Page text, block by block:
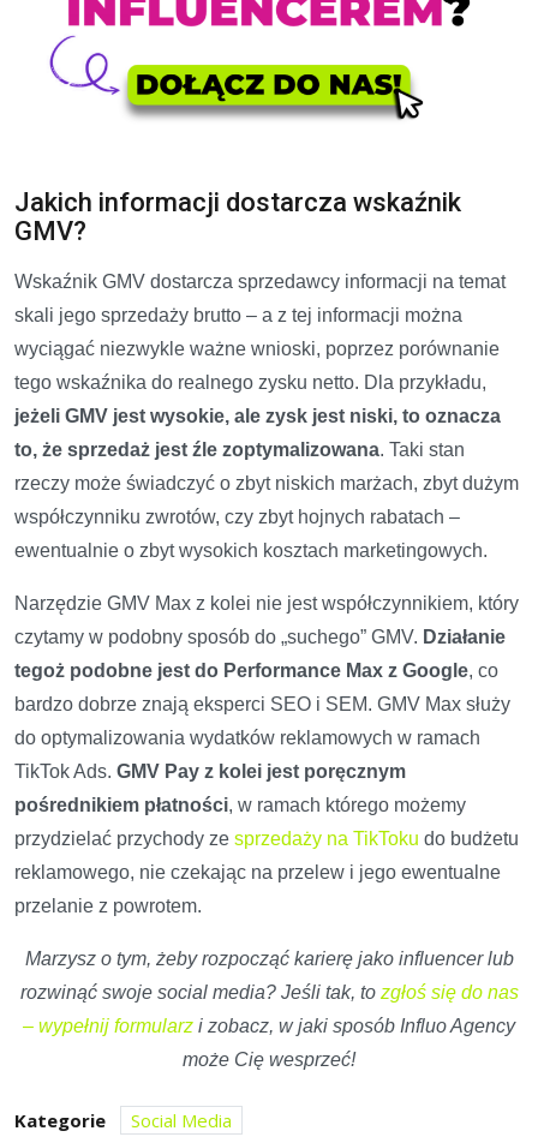
Jakich informacji dostarcza wskaźnik
GMV?
Wskaźnik GMV dostarcza sprzedawcy informacji na temat
skali jego sprzedaży brutto – a z tej informacji można
wyciągać niezwykle ważne wnioski, poprzez porównanie
tego wskaźnika do realnego zysku netto. Dla przykładu,
jeżeli GMV jest wysokie, ale zysk jest niski, to oznacza
to, że sprzedaż jest źle zoptymalizowana. Taki stan
rzeczy może świadczyć o zbyt niskich marżach, zbyt dużym
współczynniku zwrotów, czy zbyt hojnych rabatach –
ewentualnie o zbyt wysokich kosztach marketingowych.
Narzędzie GMV Max z kolei nie jest współczynnikiem, który
czytamy w podobny sposób do „suchego” GMV. Działanie
tegoż podobne jest do Performance Max z Google, co
bardzo dobrze znają eksperci SEO i SEM. GMV Max służy
do optymalizowania wydatków reklamowych w ramach
TikTok Ads. GMV Pay z kolei jest poręcznym
pośrednikiem płatności, w ramach którego możemy
przydzielać przychody ze sprzedaży na TikToku do budżetu
reklamowego, nie czekając na przelew i jego ewentualne
przelanie z powrotem.
Marzysz o tym, żeby rozpocząć karierę jako influencer lub
rozwinąć swoje social media? Jeśli tak, to zgłoś się do nas
– wypełnij formularz i zobacz, w jaki sposób Influo Agency
może Cię wesprzeć!
Kategorie Social Media